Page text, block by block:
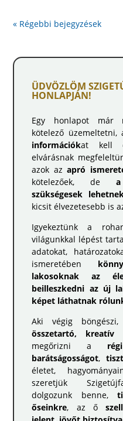
« Régebbi bejegyzések
ÜDVÖZLÖM
HONLAPJÁN!
Egy honlapot már
kötelező
információkat kell
elvárásnak
azok azapró
kötelezőek, de
szükségesek
kicsit élvezetesebb is
Igyekeztünk a
világunkkal lépést
adatokat,
ismeretében
lakosoknak az
beilleszkedni az új
képet láthatnak
Aki végig
összetartó, kreatív
megőrizni a
barátságosságot,
életet,
szeretjük
dolgozunk benne,
őseinkre, az ő